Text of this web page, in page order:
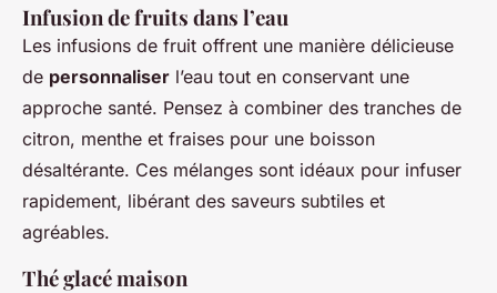
Infusion de fruits dans l’eau
Les infusions de fruit offrent une manière délicieuse
de personnaliser l’eau tout en conservant une
approche santé. Pensez à combiner des tranches de
citron, menthe et fraises pour une boisson
désaltérante. Ces mélanges sont idéaux pour infuser
rapidement, libérant des saveurs subtiles et
agréables.
Thé glacé maison